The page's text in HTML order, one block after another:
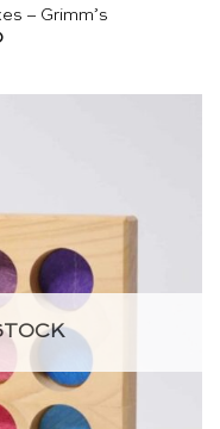
– Grimm’s